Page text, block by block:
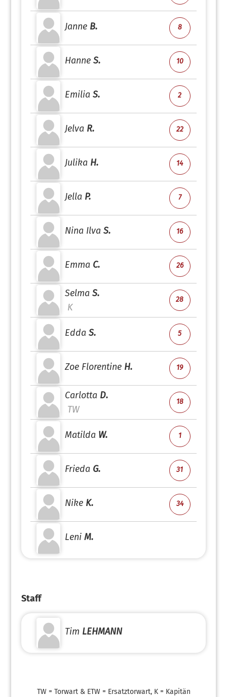
Janne B. 8
Hanne S. 10
Emilia S. 2
Jelva R. 22
Julika H. 14
Jella P. 7
Nina Ilva S. 16
Emma C. 26
Selma S.
K
28
Edda S. 5
Zoe Florentine H. 19
Carlotta D.
TW
18
Matilda W. 1
Frieda G. 31
Nike K. 34
Leni M.
Staff
Tim LEHMANN
TW = Torwart & ETW = Ersatztorwart, K = Kapitän